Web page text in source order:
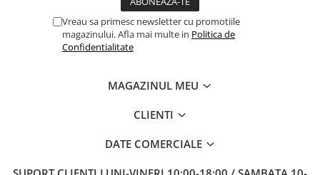
Vreau sa primesc newsletter cu promotiile
magazinului. Afla mai multe in Politica de
Confidentialitate
MAGAZINUL MEU
CLIENTI
DATE COMERCIALE